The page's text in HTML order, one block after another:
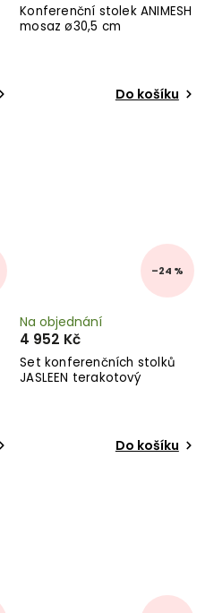
Konferenční stolek ANIMESH
mosaz ø30,5 cm
Do košíku
–24 %
Set konferenčních stolků
JASLEEN terakotový
Na objednání
4 952 Kč
Do košíku